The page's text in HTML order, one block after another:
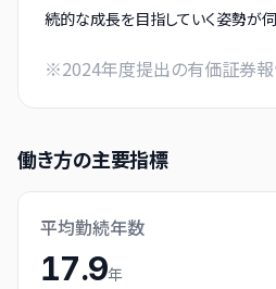
続的な成長を目指していく姿勢が伺
※2024年度提出の有価証券報
働き方の主要指標
平均勤続年数
17.9年